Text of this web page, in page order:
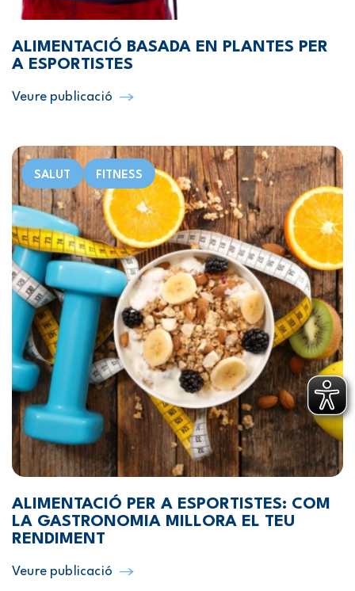
ALIMENTACIÓ BASADA EN PLANTES PER
A ESPORTISTES
Veure publicació
SALUT FITNESS
ALIMENTACIÓ PER A ESPORTISTES: COM
LA GASTRONOMIA MILLORA EL TEU
RENDIMENT
Veure publicació